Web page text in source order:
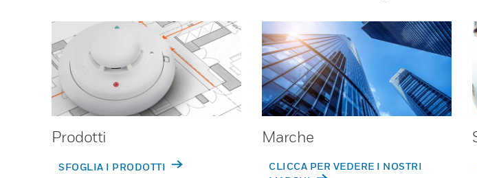
Prodotti
SFOGLIA I PRODOTTI
Marche
CLICCA PER VEDERE I NOSTRI